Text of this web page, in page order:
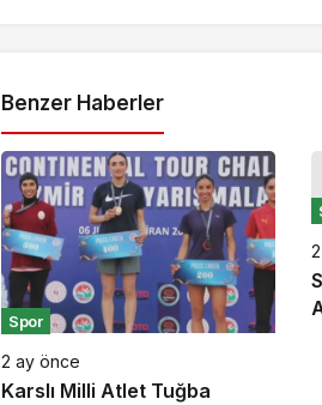
Benzer Haberler
Spor
2 ay önce
Karslı Milli Atlet Tuğba